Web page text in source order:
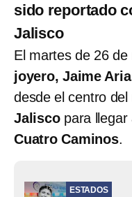
sido reportado
Jalisco
El martes de 26 de
joyero, Jaime
desde el centro
Jaliscopara llegar
Cuatro Caminos.
ESTADOS